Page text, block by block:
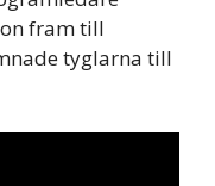
fram till
tyglarna till